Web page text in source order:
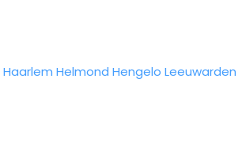
Haarlem Helmond Hengelo Leeuwarden